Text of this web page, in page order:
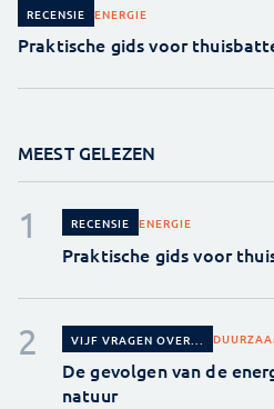
RECENSIE ENERGIE
Praktische gids voor
MEEST GELEZEN
RECENSIE ENERGIE
Praktische gids voor
VIJF VRAGEN OVER...
De gevolgen van de
natuur